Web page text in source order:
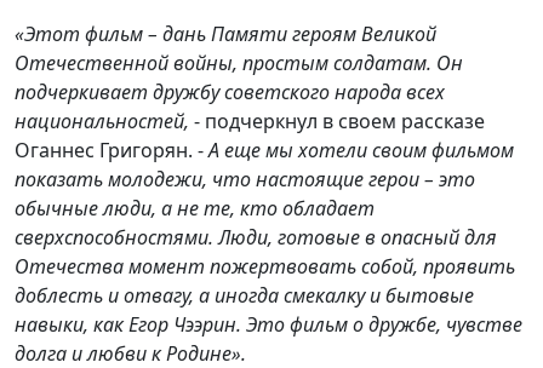
«Этот фильм – дань Памяти героям Великой
Отечественной войны, простым солдатам. Он
подчеркивает дружбу советского народа всех
национальностей, - подчеркнул в своем рассказе
Оганнес Григорян. -А еще мы хотели своим фильмом
показать молодежи, что настоящие герои – это
обычные люди, а не те, кто обладает
сверхспособностями. Люди, готовые в опасный для
Отечества момент пожертвовать собой, проявить
доблесть и отвагу, а иногда смекалку и бытовые
навыки, как Егор Чээрин. Это фильм о дружбе, чувстве
долга и любви к Родине».